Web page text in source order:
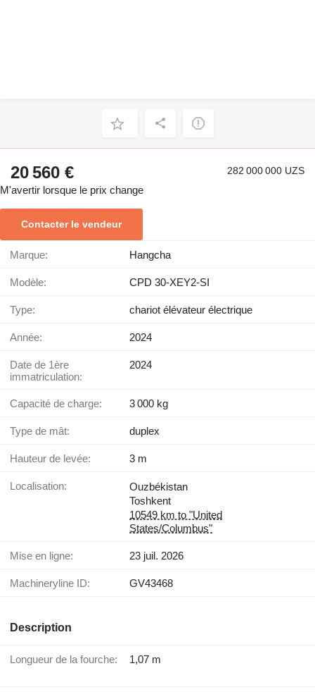
20 560 € 282 000 000 UZS
M'avertir lorsque le prix change
Contacter le vendeur
Marque: Hangcha
Modèle: CPD 30-XEY2-SI
Type: chariot élévateur électrique
Année: 2024
Date de 1ère
immatriculation:
2024
Capacité de charge: 3 000 kg
Type de mât: duplex
Hauteur de levée: 3 m
Localisation:
Ouzbékistan
Toshkent
10549 km to "United
States/Columbus"
Mise en ligne: 23 juil. 2026
Machineryline ID: GV43468
Description
Longueur de la fourche: 1,07 m